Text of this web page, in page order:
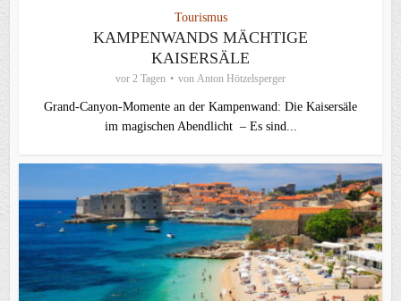
Tourismus
KAMPENWANDS MÄCHTIGE
KAISERSÄLE
vor 2 Tagen von Anton Hötzelsperger
Grand-Canyon-Momente an der Kampenwand: Die Kaisersäle
im magischen Abendlicht – Es sind...